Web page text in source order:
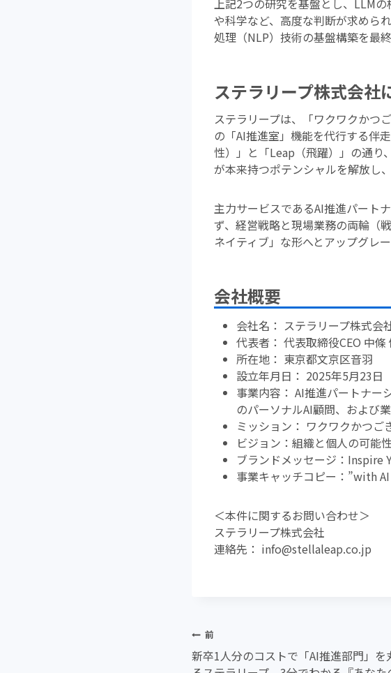
上記2つの研究を基盤とし、LLM
や科学など、高度な判断が求めら
処理（NLP）技術の基盤構築を最
ステラリープ株式会社
ステラリープは、「ワクワクかつ
の「AI推進室」機能を代行する伴
性）」と「Leap（飛躍）」の通り
が本来持つポテンシャルを解放し
主力サービスであるAI推進パート
ず、経営戦略と現場業務の両輪（
ネイティブ」な形へとアップグレー
会社概要
会社名： ステラリープ株式会
代表者： 代表取締役CEO 中條
所在地： 東京都文京区音羽
設立年月日： 2025年5月23日
事業内容： AI推進パートナー
のパーソナルAI顧問、および
ミッション： ワクワクかつご
ビジョン：組織と個人の可能
ブランドメッセージ：Inspire
事業キャッチコピー：”with AI
＜本件に関するお問い合わせ＞
ステラリープ株式会社
連絡先： info@stellaleap.co.jp
投
前
新卒1人分のコストで「AI推進部門」を